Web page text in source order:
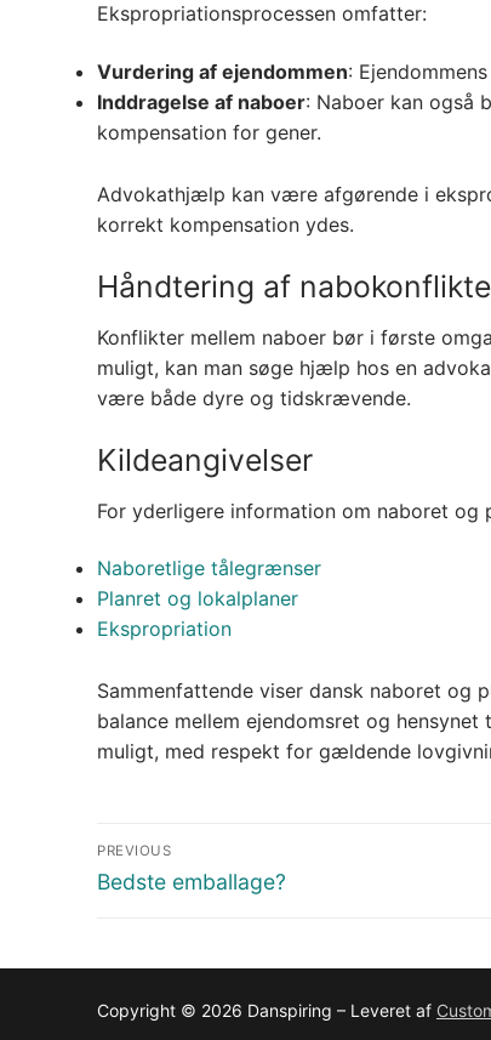
Ekspropriationsprocessen omfatter:
Vurdering af ejendommen:
Inddragelse af naboer: Naboer kan også
kompensation for gener.
Advokathjælp kan være afgørende i
korrekt kompensation ydes​.
Håndtering af
Konflikter mellem naboer bør i første
muligt, kan man søge hjælp hos en
være både dyre og tidskrævende.
Kildeangivelser
For yderligere information om naboret
Naboretlige tålegrænser
Planret og lokalplaner
Ekspropriation
Sammenfattende viser dansk naboret
balance mellem ejendomsret og
muligt, med respekt for gældende
Indlægsnavigation
PREVIOUS
Previous
Bedste emballage?
Copyright © 2026 Danspiring – Leveret af